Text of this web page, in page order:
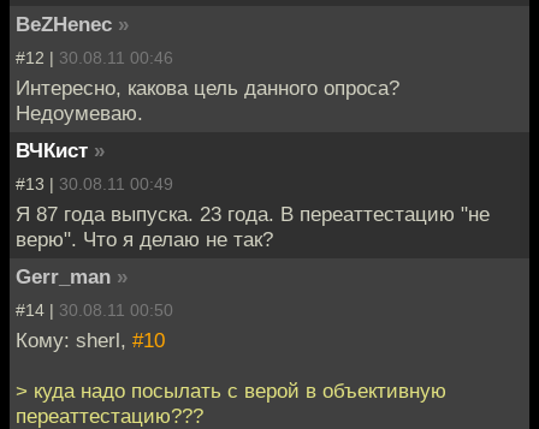
BeZHenec »
#12 | 30.08.11 00:46
Интересно, какова цель данного опроса?
Недоумеваю.
ВЧКист »
#13 | 30.08.11 00:49
Я 87 года выпуска. 23 года. В переаттестацию "не
верю". Что я делаю не так?
Gerr_man »
#14 | 30.08.11 00:50
Кому: sherl, #10
> куда надо посылать с верой в объективную
переаттестацию???